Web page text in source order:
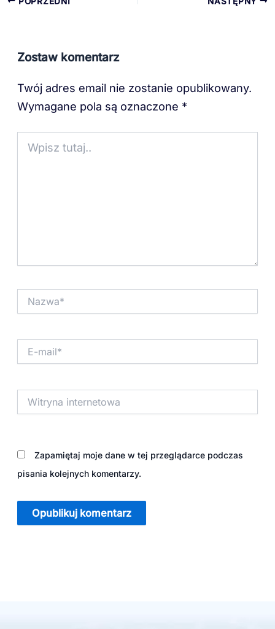
Zostaw komentarz
Twój adres email nie zostanie opublikowany.
Wymagane pola są oznaczone *
tutaj..
mail*
internetowa
Zapamiętaj moje dane w tej przeglądarce podczas
pisania kolejnych komentarzy.